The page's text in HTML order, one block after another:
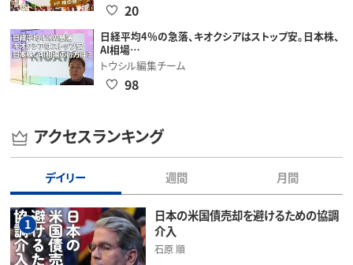
20
日経平均4％の急落、キオクシアはストップ安。日本株、
AI相場…
トウシル編集チーム
98
アクセスランキング
デイリー 週間 月間
1
日本の米国債売却を避けるための協調
介入
石原 順